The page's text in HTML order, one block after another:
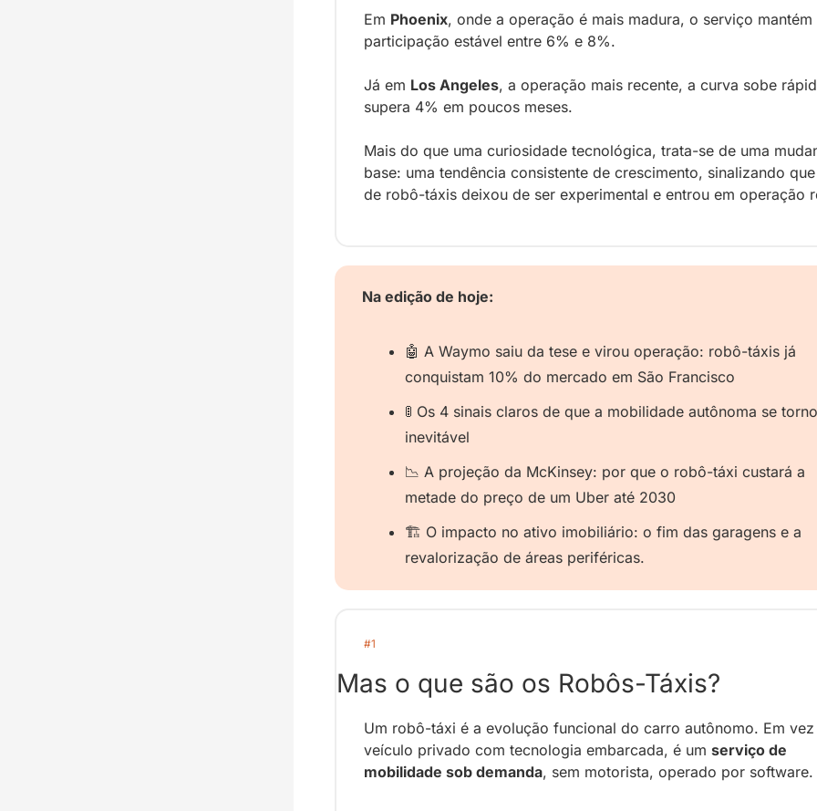
Em Phoenix, onde a operação é mais madura, o serviço mantém
participação estável entre 6% e 8%.
Já em Los Angeles, a operação mais recente, a curva sobe
supera 4% em poucos meses.
Mais do que uma curiosidade tecnológica, trata-se de uma
base: uma tendência consistente de crescimento, sinalizando
de robô-táxis deixou de ser experimental e entrou em operação
Na edição de hoje:
🤖 A Waymo saiu da tese e virou operação: robô-táxis já
conquistam 10% do mercado em São Francisco
🚦 Os 4 sinais claros de que a mobilidade autônoma se
inevitável
📉 A projeção da McKinsey: por que o robô-táxi custará a
metade do preço de um Uber até 2030
🏗️ O impacto no ativo imobiliário: o fim das garagens e a
revalorização de áreas periféricas.
#1
Mas o que são os Robôs-Táxis?
Um robô-táxi é a evolução funcional do carro autônomo. Em
veículo privado com tecnologia embarcada, é um serviço de
mobilidade sob demanda, sem motorista, operado por software.